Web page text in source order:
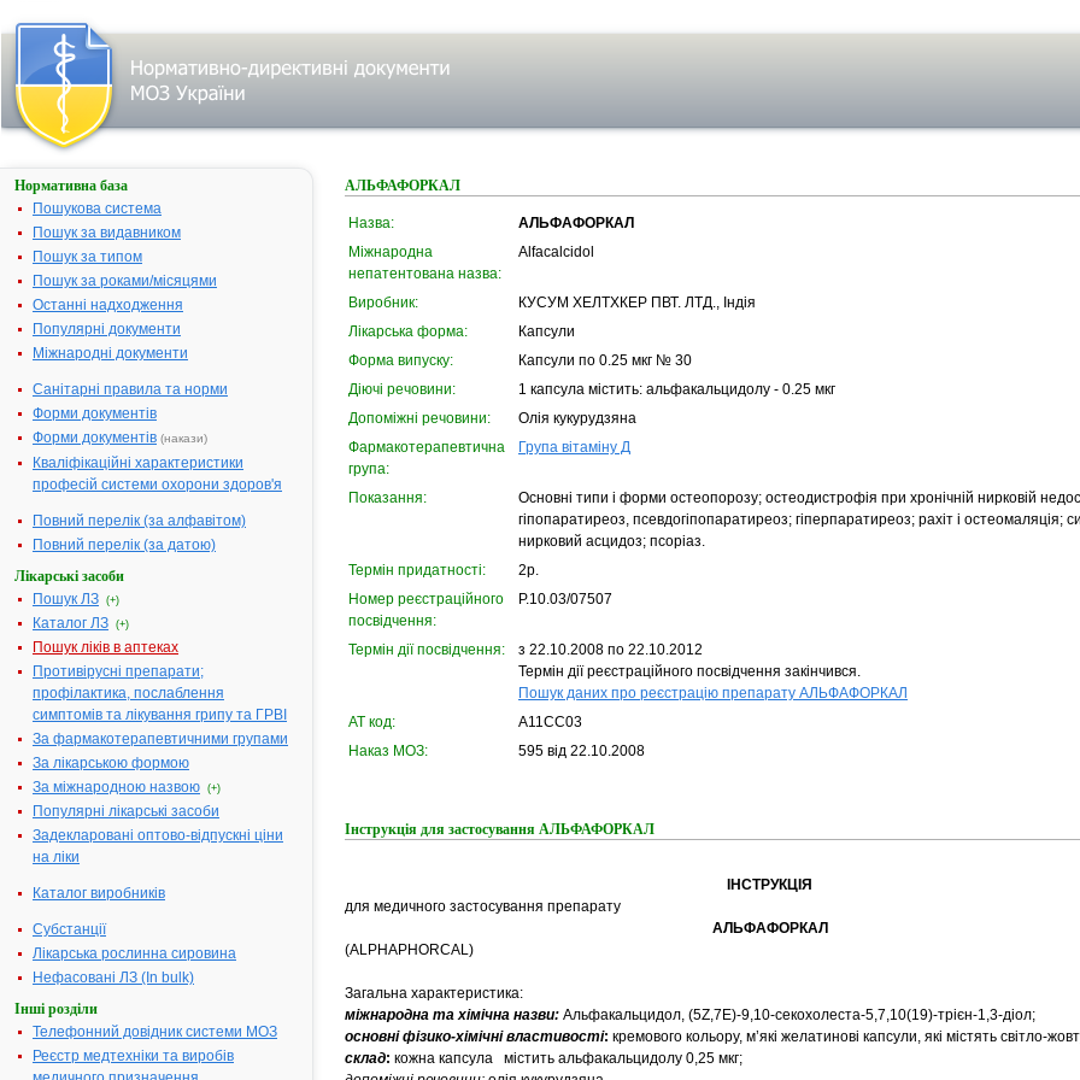
Нормативна база
Пошукова система
Пошук за видавником
Пошук за типом
Пошук за роками/місяцями
Останні надходження
Популярні документи
Міжнародні документи
Санітарні правила та норми
Форми документів
Форми документів (накази)
Кваліфікаційні характеристики
професій системи охорони здоров'я
Повний перелік (за алфавітом)
Повний перелік (за датою)
Лікарські засоби
Пошук ЛЗ (+)
Каталог ЛЗ (+)
Пошук ліків в аптеках
Противірусні препарати;
профілактика, послаблення
симптомів та лікування грипу та ГРВІ
За фармакотерапевтичними групами
За лікарською формою
За міжнародною назвою (+)
Популярні лікарські засоби
Задекларовані оптово-відпускні ціни
на ліки
Каталог виробників
Субстанції
Лікарська рослинна сировина
Нефасовані ЛЗ (In bulk)
Інші розділи
Телефонний довідник системи МОЗ
Реєстр медтехніки та виробів
АЛЬФАФОРКАЛ
Назва:
АЛЬФАФОРКАЛ
Міжнародна
непатентована назва:
Alfacalcidol
Виробник:
КУСУМ ХЕЛТХКЕР ПВТ. ЛТД., Індія
Лікарська форма:
Капсули
Форма випуску:
Капсули по 0.25 мкг № 30
Діючі речовини:
1 капсула містить: альфакальцидолу - 0.25 мкг
Допоміжні речовини:
Олія кукурудзяна
Фармакотерапевтична
група:
Група вітаміну Д
Показання:
Основні типи і форми остеопорозу; остеодистрофія при хронічній нирковій
гіпопаратиреоз, псевдогіпопаратиреоз; гіперпаратиреоз; рахіт і остеомаляція;
нирковий асцидоз; псоріаз.
Термін придатності:
2р.
Номер реєстраційного
посвідчення:
Р.10.03/07507
Термін дії посвідчення:
з 22.10.2008 по 22.10.2012
Термін дії реєстраційного посвідчення закінчився.
Пошук даних про реєстрацію препарату АЛЬФАФОРКАЛ
АТ код:
A11CC03
Наказ МОЗ:
595 від 22.10.2008
Інструкція для застосування АЛЬФАФОРКАЛ
ІНСТРУКЦІЯ
для медичного застосування препарату
АЛЬФАФОРКАЛ
(ALPHAPHORCAL)
Загальна характеристика:
міжнародна та хімічна назви: Альфакальцидол, (5Z,7E)-9,10-секохолеста-5,7,10(19)-трієн-1,3-діол;
основні фізико-хімічні властивості: кремового кольору, м’які желатинові капсули, які містять світло-
склад: кожна капсула містить альфакальцидолу 0,25 мкг;